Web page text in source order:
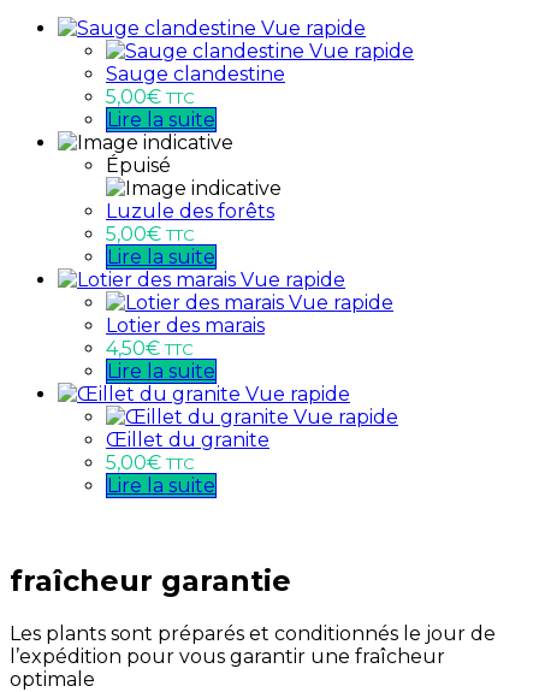
Vue rapide
Vue rapide
Sauge clandestine
5,00€ TTC
Lire la suite
Épuisé
Luzule des forêts
5,00€ TTC
Lire la suite
Vue rapide
Vue rapide
Lotier des marais
4,50€ TTC
Lire la suite
Vue rapide
Vue rapide
Œillet du granite
5,00€ TTC
Lire la suite
fraîcheur garantie
Les plants sont préparés et conditionnés le jour de
l’expédition pour vous garantir une fraîcheur
optimale